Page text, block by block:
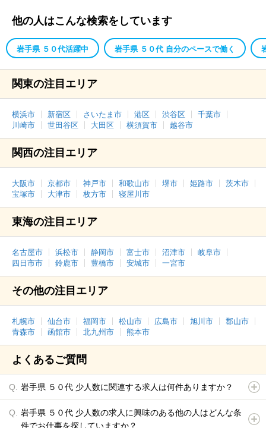
他の人はこんな検索をしています
岩手県 ５０代活躍中 岩手県 ５０代 自分のペースで働く
関東の注目エリア
横浜市 新宿区 さいたま市 港区 渋谷区
千葉市
川崎市
世田谷区 大田区 横須賀市 越谷市
関西の注目エリア
大阪市 京都市 神戸市 和歌山市 堺市 姫路市
茨木市
宝塚市
大津市 枚方市 寝屋川市
東海の注目エリア
名古屋市 浜松市 静岡市 富士市 沼津市
岐阜市
四日市市
鈴鹿市 豊橋市 安城市 一宮市
その他の注目エリア
札幌市 仙台市 福岡市 松山市 広島市 旭川市
郡山市
青森市
函館市 北九州市 熊本市
よくあるご質問
岩手県 ５０代 少人数に関連する求人は何件ありますか？
岩手県 ５０代 少人数の求人に興味のある他の人はどんな条
件でお仕事を探していますか？